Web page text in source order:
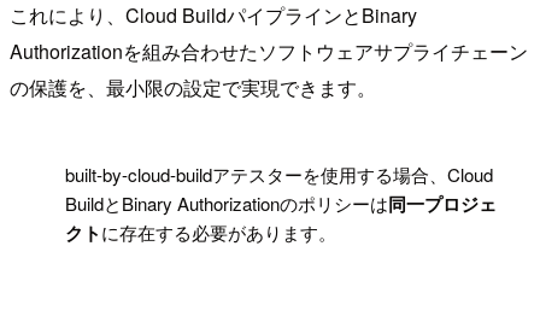
これにより、Cloud BuildパイプラインとBinary
Authorizationを組み合わせたソフトウェアサプライチェーン
の保護を、最小限の設定で実現できます。
built-by-cloud-buildアテスターを使用する場合、Cloud
BuildとBinary Authorizationのポリシーは同一プロジェ
クトに存在する必要があります。